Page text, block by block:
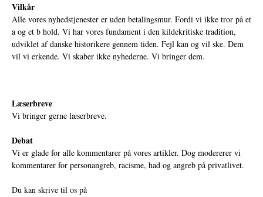
Vilkår
Alle vores nyhedstjenester er uden betalingsmur. Fordi vi ikke tror på et
a og et b hold. Vi har vores fundament i den kildekritiske tradition,
udviklet af danske historikere gennem tiden. Fejl kan og vil ske. Dem
vil vi erkende. Vi skaber ikke nyhederne. Vi bringer dem.
Læserbreve
Vi bringer gerne læserbreve.
Debat
Vi er glade for alle kommentarer på vores artikler. Dog modererer vi
kommentarer for personangreb, racisme, had og angreb på privatlivet.
Du kan skrive til os på